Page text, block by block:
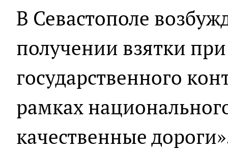
В Севастополе
получении взятки
государственного
рамках
качественные